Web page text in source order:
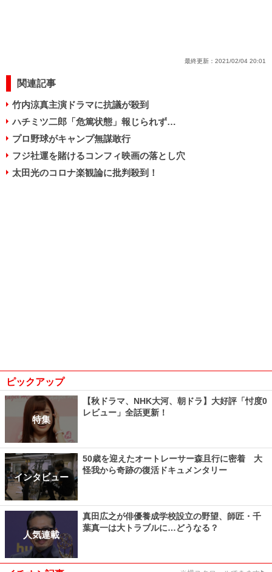
最終更新： 2021/02/04 20:01
関連記事
竹内涼真主演ドラマに抗議が殺到
ハチミツ二郎「危篤状態」報じられず…
プロ野球がキャンプ無謀敢行
フジ社運を賭けるコンフィ映画の落とし穴
太田光のコロナ楽観論に批判殺到！
ピックアップ
特集
【秋ドラマ、NHK大河、朝ドラ】大好評「忖度0
レビュー」全話更新！
インタビュー
50歳を迎えたオートレーサー森且行に密着 大
怪我から奇跡の復活ドキュメンタリー
人気連載
真田広之が俳優養成学校設立の野望、師匠・千
葉真一は大トラブルに…どうなる？